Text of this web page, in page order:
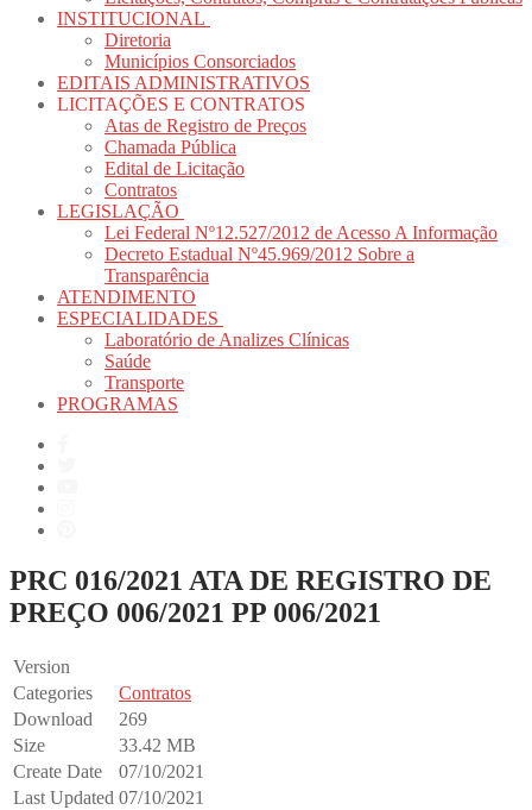
INSTITUCIONAL
Diretoria
Municípios Consorciados
EDITAIS ADMINISTRATIVOS
LICITAÇÕES E CONTRATOS
Atas de Registro de Preços
Chamada Pública
Edital de Licitação
Contratos
LEGISLAÇÃO
Lei Federal Nº12.527/2012 de Acesso A Informação
Decreto Estadual Nº45.969/2012 Sobre a
Transparência
ATENDIMENTO
ESPECIALIDADES
Laboratório de Analizes Clínicas
Saúde
Transporte
PROGRAMAS
PRC 016/2021 ATA DE REGISTRO DE
PREÇO 006/2021 PP 006/2021
Version
Categories
Contratos
Download
269
Size
33.42 MB
Create Date
07/10/2021
Last Updated 07/10/2021